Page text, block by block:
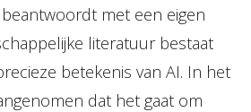
met een eigen
literatuur bestaat
betekenis van AI. In het
dat het gaat om